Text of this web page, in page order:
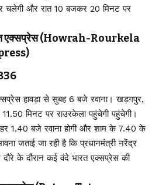
चलेगी और रात 10 बजकर 20 मिनट पर
एक्सप्रेस (Howrah-Rourkela
हावड़ा से सुबह 6 बजे रवाना। खड़गपुर,
मिनट पर राउरकेला पहुंचेगी पहुंचेगी।
1.40 बजे रवाना होगी और शाम के 7.40 के
जताई जा रही है कि प्रधानमंत्री नरेंद्र
के दौरान कई वंदे भारत एक्सप्रेस की